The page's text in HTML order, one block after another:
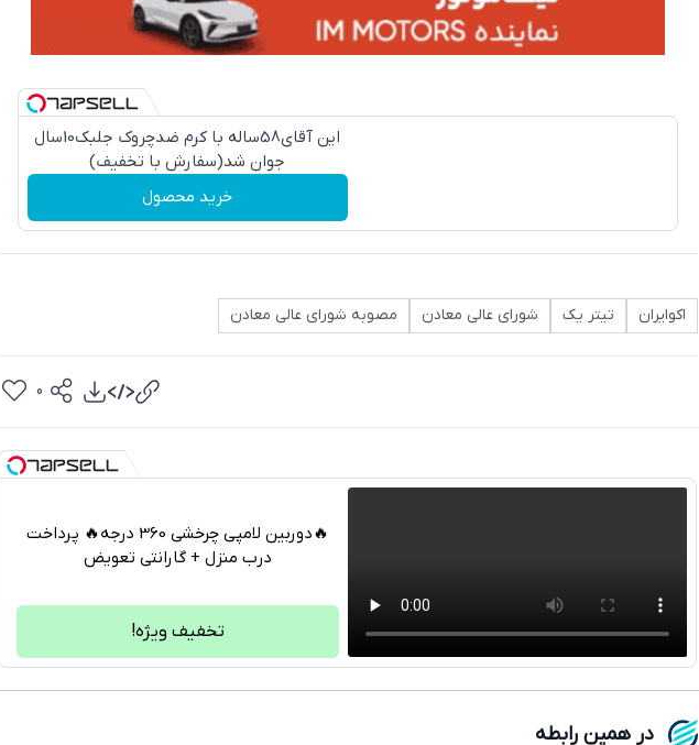
این آقای58ساله با کرم ضدچروک جلبک10سال
جوان شد(سفارش با تخفیف)
خرید محصول
اکوایران تیتر یک شورای عالی معادن مصوبه شورای عالی معادن
تلگرام
فیسبوک
0
🔥دوربین لامپی چرخشی 360 درجه🔥 پرداخت
درب منزل + گارانتی تعویض
تخفیف ویژه!
در همین رابطه